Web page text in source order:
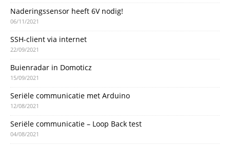
Naderingssensor heeft 6V nodig!
06/11/2021
SSH-client via internet
22/09/2021
Buienradar in Domoticz
15/09/2021
Seriële communicatie met Arduino
12/08/2021
Seriële communicatie – Loop Back test
04/08/2021